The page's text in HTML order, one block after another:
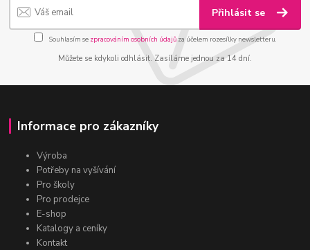
Přihlásit se
Souhlasím se zpracováním osobních údajůza účelem rozesílky newsletteru.
Můžete se kdykoli odhlásit. Zasíláme jednou za 14 dní.
Informace pro zákazníky
Výroba
Potřeby na vyšívání
Pro školy
Pro prodejce
E-shop
Katalogy a ceníky
Kontakt